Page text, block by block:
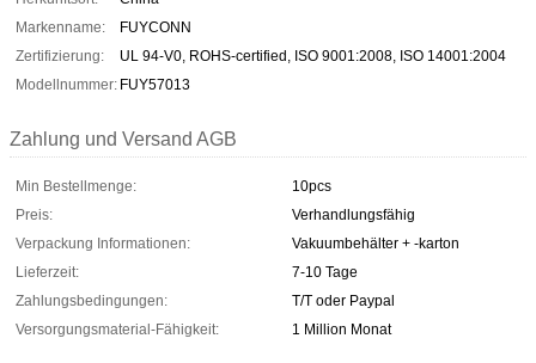
Markenname:
FUYCONN
Zertifizierung:
UL 94-V0, ROHS-certified, ISO 9001:2008, ISO 14001:2004
Modellnummer: FUY57013
Zahlung und Versand AGB
Min Bestellmenge:
10pcs
Preis:
Verhandlungsfähig
Verpackung Informationen:
Vakuumbehälter + -karton
Lieferzeit:
7-10 Tage
Zahlungsbedingungen:
T/T oder Paypal
Versorgungsmaterial-Fähigkeit:
1 Million Monat